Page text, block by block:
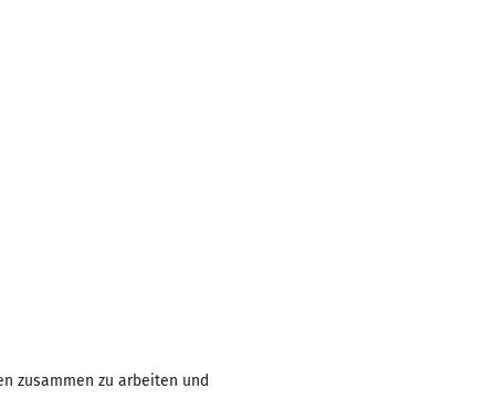
zusammen zu arbeiten und